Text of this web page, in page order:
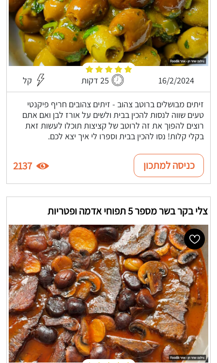
16/2/2024 25 דקות קל
זיתים מבושלים ברוטב צהוב - זיתים צהובים חריף פיקנטי
טעים שווה לנסות להכין בבית ולשים על אורז לבן ואם אתם
רוצים להפוך את זה לרוטב של קציצות תוכלו לעשות זאת
בקלי קלות! נסו להכין בבית וספרו לי איך יצא לכם.
כניסה למתכון 2137
צלי בקר בשר מספר 5 תפוחי אדמה ופטריות